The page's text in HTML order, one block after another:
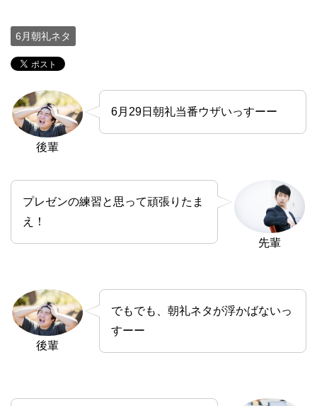
6月朝礼ネタ
後輩
6月29日朝礼当番ウザいっすーー
先輩
プレゼンの練習と思って頑張りたま
え！
後輩
でもでも、朝礼ネタが浮かばないっ
すーー